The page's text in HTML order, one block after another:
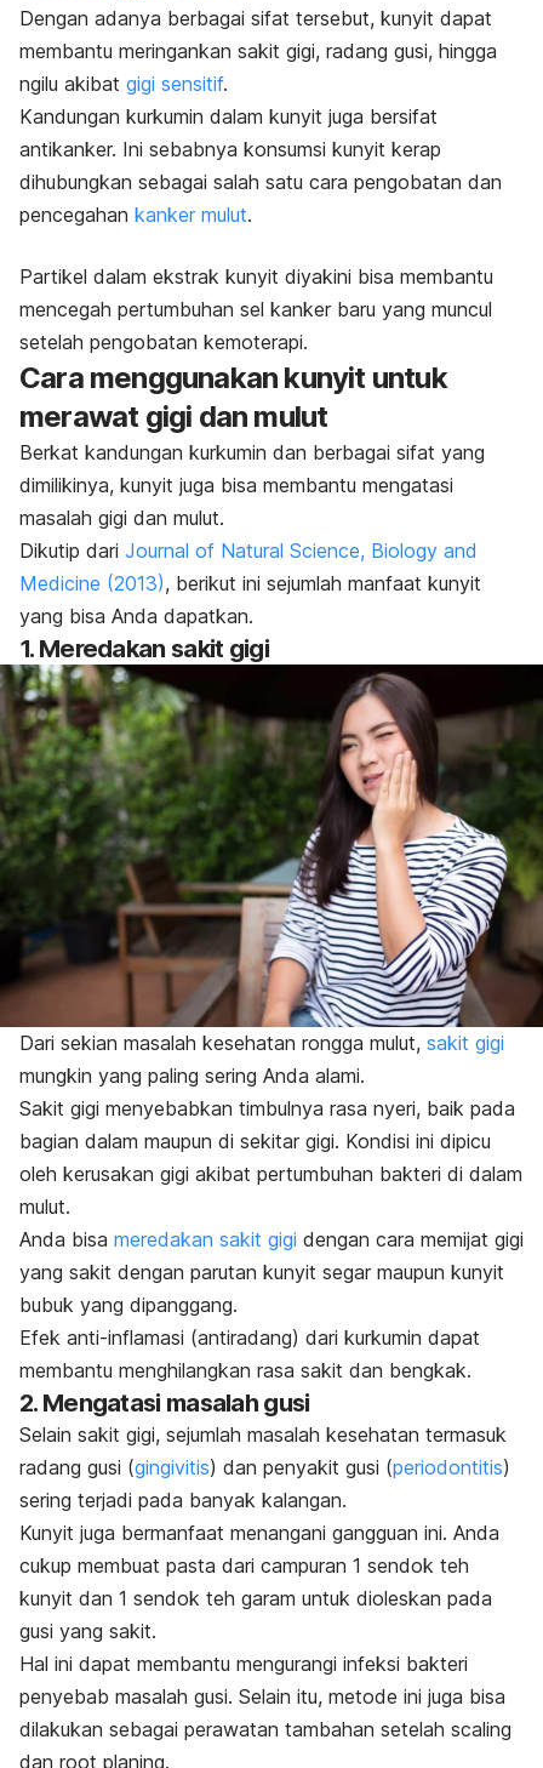
Dengan adanya berbagai sifat tersebut, kunyit dapat
membantu meringankan sakit gigi, radang gusi, hingga
ngilu akibat gigi sensitif.
Kandungan kurkumin dalam kunyit juga bersifat
antikanker. Ini sebabnya konsumsi kunyit kerap
dihubungkan sebagai salah satu cara pengobatan dan
pencegahan kanker mulut.
Partikel dalam ekstrak kunyit diyakini bisa membantu
mencegah pertumbuhan sel kanker baru yang muncul
setelah pengobatan kemoterapi.
Cara menggunakan kunyit untuk
merawat gigi dan mulut
Berkat kandungan kurkumin dan berbagai sifat yang
dimilikinya, kunyit juga bisa membantu mengatasi
masalah gigi dan mulut.
Dikutip dari Journal of Natural Science, Biology and
Medicine (2013), berikut ini sejumlah manfaat kunyit
yang bisa Anda dapatkan.
1. Meredakan sakit gigi
Dari sekian masalah kesehatan rongga mulut, sakit gigi
mungkin yang paling sering Anda alami.
Sakit gigi menyebabkan timbulnya rasa nyeri, baik pada
bagian dalam maupun di sekitar gigi. Kondisi ini dipicu
oleh kerusakan gigi akibat pertumbuhan bakteri di dalam
mulut.
Anda bisa meredakan sakit gigi dengan cara memijat gigi
yang sakit dengan parutan kunyit segar maupun kunyit
bubuk yang dipanggang.
Efek anti-inflamasi (antiradang) dari kurkumin dapat
membantu menghilangkan rasa sakit dan bengkak.
2. Mengatasi masalah gusi
Selain sakit gigi, sejumlah masalah kesehatan termasuk
radang gusi (gingivitis) dan penyakit gusi (periodontitis)
sering terjadi pada banyak kalangan.
Kunyit juga bermanfaat menangani gangguan ini. Anda
cukup membuat pasta dari campuran 1 sendok teh
kunyit dan 1 sendok teh garam untuk dioleskan pada
gusi yang sakit.
Hal ini dapat membantu mengurangi infeksi bakteri
penyebab masalah gusi. Selain itu, metode ini juga bisa
dilakukan sebagai perawatan tambahan setelah scaling
dan root planing.